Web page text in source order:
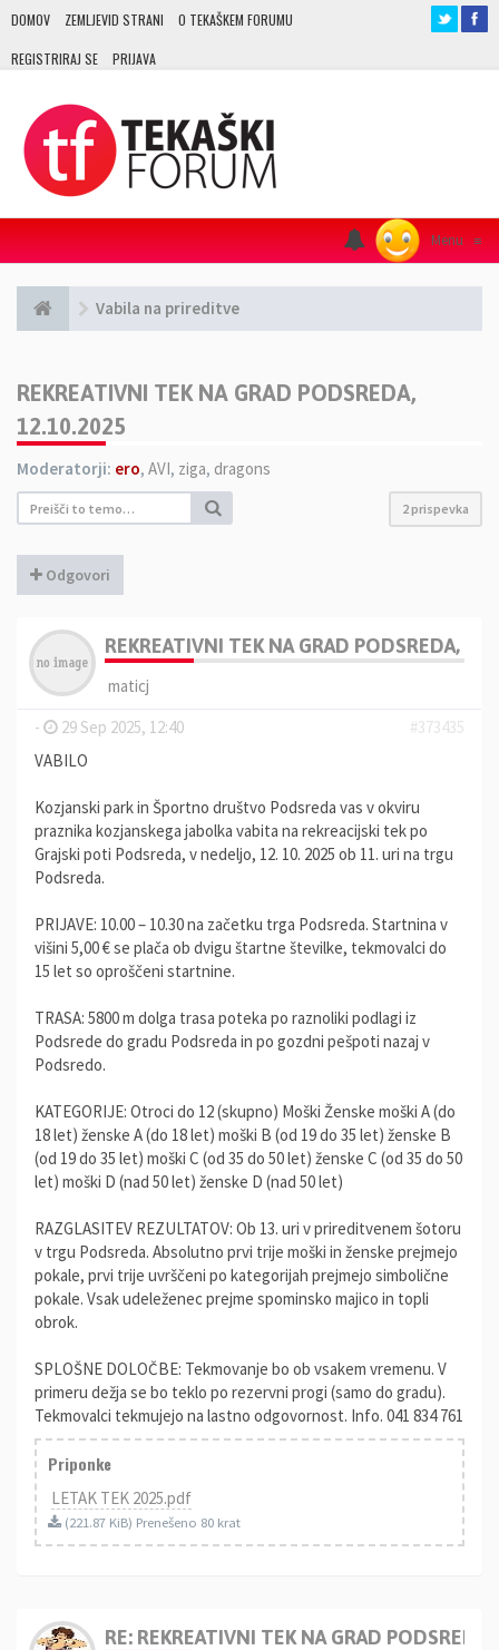
DOMOV ZEMLJEVID STRANI O TEKAŠKEM FORUMU
REGISTRIRAJ SE PRIJAVA
Menu ≡
Vabila na prireditve
REKREATIVNI TEK NA GRAD PODSREDA,
12.10.2025
Moderatorji: ero, AVI, ziga, dragons
2 prispevka
Odgovori
REKREATIVNI TEK NA GRAD PODSREDA,
maticj
-
29 Sep 2025, 12:40
#373435
VABILO
Kozjanski park in Športno društvo Podsreda vas v okviru
praznika kozjanskega jabolka vabita na rekreacijski tek po
Grajski poti Podsreda, v nedeljo, 12. 10. 2025 ob 11. uri na trgu
Podsreda.
PRIJAVE: 10.00 – 10.30 na začetku trga Podsreda. Startnina v
višini 5,00 € se plača ob dvigu štartne številke, tekmovalci do
15 let so oproščeni startnine.
TRASA: 5800 m dolga trasa poteka po raznoliki podlagi iz
Podsrede do gradu Podsreda in po gozdni pešpoti nazaj v
Podsredo.
KATEGORIJE: Otroci do 12 (skupno) Moški Ženske moški A (do
18 let) ženske A (do 18 let) moški B (od 19 do 35 let) ženske B
(od 19 do 35 let) moški C (od 35 do 50 let) ženske C (od 35 do 50
let) moški D (nad 50 let) ženske D (nad 50 let)
RAZGLASITEV REZULTATOV: Ob 13. uri v prireditvenem šotoru
v trgu Podsreda. Absolutno prvi trije moški in ženske prejmejo
pokale, prvi trije uvrščeni po kategorijah prejmejo simbolične
pokale. Vsak udeleženec prejme spominsko majico in topli
obrok.
SPLOŠNE DOLOČBE: Tekmovanje bo ob vsakem vremenu. V
primeru dežja se bo teklo po rezervni progi (samo do gradu).
Tekmovalci tekmujejo na lastno odgovornost. Info. 041 834 761
Priponke
LETAK TEK 2025.pdf
(221.87 KiB) Prenešeno 80 krat
RE: REKREATIVNI TEK NA GRAD PODSREDA